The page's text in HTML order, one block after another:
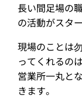
長い間足場の
の活動がスタ
現場のことは
ってくれるの
営業所一丸と
きます。